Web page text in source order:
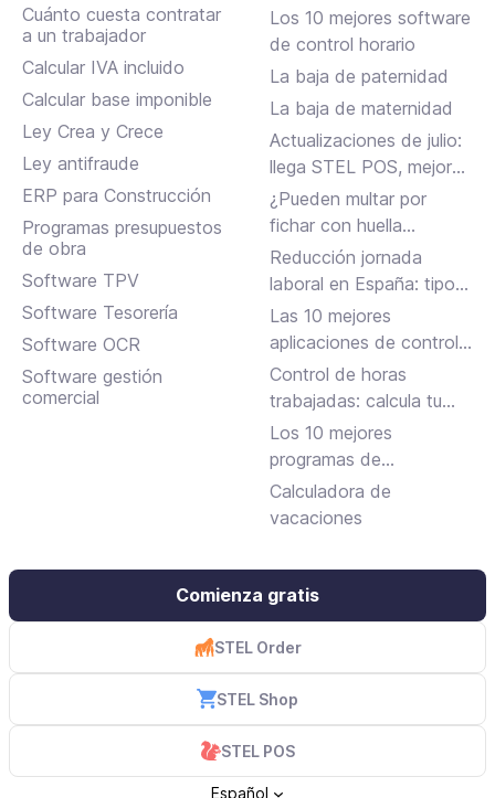
Cuánto cuesta contratar
a un trabajador
Calcular IVA incluido
Calcular base imponible
Ley Crea y Crece
Ley antifraude
ERP para Construcción
Programas presupuestos
de obra
Software TPV
Software Tesorería
Software OCR
Software gestión
comercial
Los 10 mejores software
de control horario
La baja de paternidad
La baja de maternidad
Actualizaciones de julio:
llega STEL POS, mejoras
en Assistant, albaranes
en Inbox y más
¿Pueden multar por
fichar con huella
dactilar?
Reducción jornada
laboral en España: tipos,
requisitos y cómo
solicitarla
Las 10 mejores
aplicaciones de control
horario para fichar en el
trabajo
Control de horas
trabajadas: calcula tu
jornada laboral
Los 10 mejores
programas de
facturación gratuitos y
de pago
Calculadora de
vacaciones
Comienza gratis
STEL Order
STEL Shop
STEL POS
Español